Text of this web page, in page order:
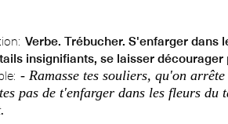
Verbe. Trébucher. S'enfarger dans
insignifiants, se laisser décourager
- Ramasse tes souliers, qu'on
pas de t'enfarger dans les fleurs